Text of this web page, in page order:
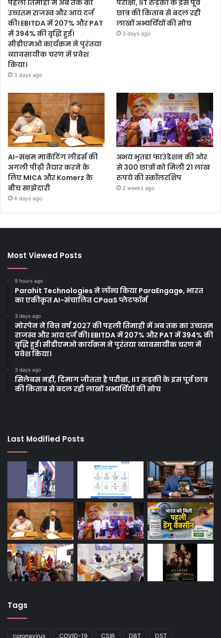
पहली तिमाही में अब तक का
उच्चतम राजस्व और आय दर्ज
की। EBITDA में 207% और PAT
में 394% की वृद्धि हुई।
सीडीएमओ कार्यक्रम ने पुरंतया
व्यावसायीक चरण में प्रवेश
किया।
3 days ago
परीक्षा, IIT रुड़की के इस पूर्व
छात्र की किताब से बदल रही
लाखों अभ्यर्थियों की सोच
3 days ago
AI-सक्षम मार्केटिंग लीडर्स की
अगली पीढ़ी तैयार करने के
लिए MICA और Komerz के
बीच साझेदारी
4 days ago
अभय भुतडा फाउंडेशन की ओर
से 300 छात्रों को मिली 21 लाख
रुपये की स्कॉलरशिप
2 weeks ago
Most Viewed Posts
9 hours ago
Parahit Technologies ने लॉन्च किया ParaEngage, भारत
का एकीकृत AI-संचालित CPaaS प्लेटफॉर्म
3 days ago
मोरपेन ने वित्त वर्ष 2027 की पहली तिमाही में अब तक का उच्चतम
राजस्व और आय दर्ज की। EBITDA में 207% और PAT में 394% की
वृद्धि हुई। सीडीएमओ कार्यक्रम ने पुरंतया व्यावसायीक चरण में
प्रवेश किया।
3 days ago
सिलेबस नहीं, दिमाग जीतता है परीक्षा, IIT रुड़की के इस पूर्व छात्र
की किताब से बदल रही लाखों अभ्यर्थियों की सोच
Last Modified Posts
Tags
coronavirus COVID-19 CSIR DBT DST